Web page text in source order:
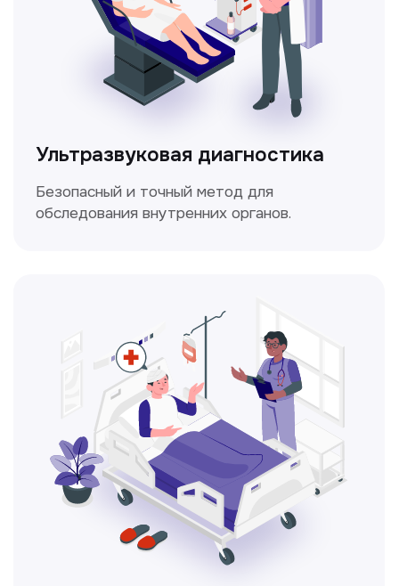
Консультация врачей
Это диагностика, рекомендации
Электрокардиография